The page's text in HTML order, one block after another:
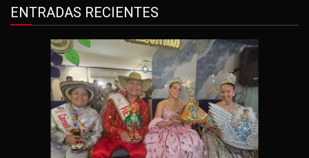
ENTRADAS RECIENTES